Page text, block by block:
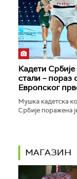
Кадети
стали – пораз
Европског
Мушка кадетска
Србије поражена
МАГАЗИН